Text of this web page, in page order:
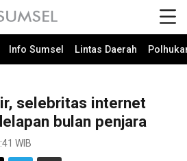
Info Sumsel Lintas Daerah
selebritas internet
bulan penjara
WIB